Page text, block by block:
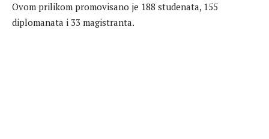
Ovom prilikom promovisano je 188 studenata, 155
diplomanata i 33 magistranta.